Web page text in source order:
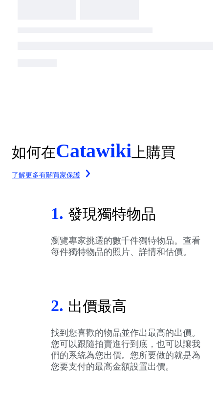
如何在Catawiki 上購買
了解更多有關買家保護
1. 發現獨特物品
瀏覽專家挑選的數千件獨特物品。查看
每件獨特物品的照片、詳情和估價。
2. 出價最高
找到您喜歡的物品並作出最高的出價。
您可以跟隨拍賣進行到底，也可以讓我
們的系統為您出價。您所要做的就是為
您要支付的最高金額設置出價。